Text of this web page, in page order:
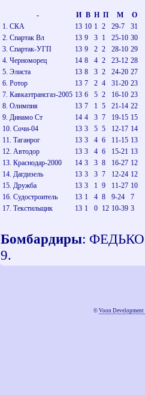
- И В Н П М
О
1. СКА
13 10 1 2 29-7
31
2. Спартак Вл
13 9 3 1 25-10 30
3. Спартак-УГП
13 9 2 2 28-10 29
4. Черноморец
14 8 4 2 23-12 28
5. Элиста
13 8 3 2 24-20 27
6. Ротор
13 7 2 4 31-20 23
7. Кавказтрансгаз-2005 13 6 5 2 16-10 23
8. Олимпия
13 7 1 5 21-14 22
9. Динамо Ст
14 4 3 7 19-15 15
10. Сочи-04
13 3 5 5 12-17 14
11. Таганрог
13 3 4 6 11-15 13
12. Автодор
13 3 4 6 15-21 13
13. Краснодар-2000
14 3 3 8 16-27 12
14. Дагдизель
13 3 3 7 12-24 12
15. Дружба
13 3 1 9 11-27 10
16. Судостроитель
13 1 4 8 9-24
7
17. Текстильщик
13 1 0 12 10-39 3
Бомбардиры:
9.
© Voon Development